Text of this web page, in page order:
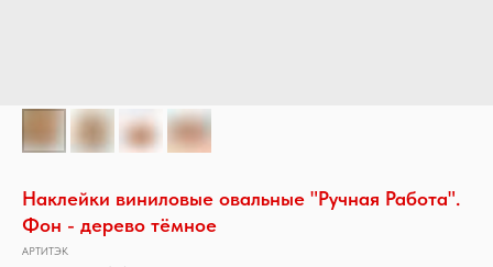
Наклейки виниловые овальные "Ручная Работа".
Фон - дерево тёмное
АРТИТЭК